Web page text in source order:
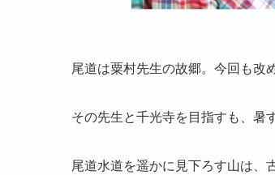
尾道は粟村先生の故郷。今回も改
その先生と千光寺を目指すも、暑
尾道水道を遥かに見下ろす山は、